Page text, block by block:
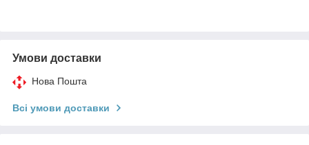
Умови доставки
Нова Пошта
Всі умови доставки